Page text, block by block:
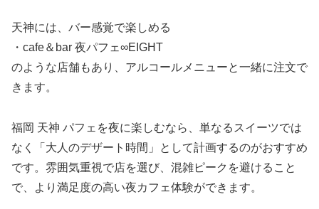
天神には、バー感覚で楽しめる
・cafe＆bar 夜パフェ∞EIGHT
のような店舗もあり、アルコールメニューと一緒に注文で
きます。
福岡 天神 パフェを夜に楽しむなら、単なるスイーツでは
なく「大人のデザート時間」として計画するのがおすすめ
です。雰囲気重視で店を選び、混雑ピークを避けること
で、より満足度の高い夜カフェ体験ができます。